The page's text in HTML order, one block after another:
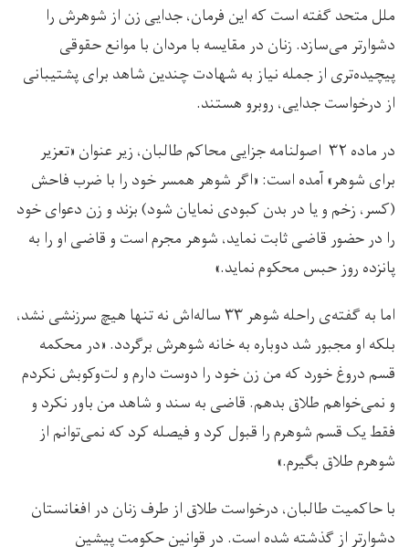
ملل متحد گفته است که این فرمان، جدایی زن از شوهرش را
دشوارتر می‌سازد. زنان در مقایسه با مردان با موانع حقوقی
پیچیده‌تری از جمله نیاز به شهادت چندین شاهد برای پشتیبانی
از درخواست جدایی، روبرو هستند.
در ماده ۳۲ اصولنامه جزایی محاکم طالبان، زیر عنوان «تعزیر
برای شوهر» آمده است: «اگر شوهر همسر خود را با ضرب فاحش
(کسر، زخم و یا در بدن کبودی نمایان شود) بزند و زن دعوای خود
را در حضور قاضی ثابت نماید، شوهر مجرم است و قاضی او را به
پانزده روز حبس محکوم نماید.»
اما به گفته‌ی راحله شوهر ۳۳ ساله‌اش نه تنها هیچ سرزنشی نشد،
بلکه او مجبور شد دوباره به خانه شوهرش برگردد. «در محکمه
قسم دروغ خورد که من زن خود را دوست دارم و لت‌وکوبش نکردم
و نمی‌خواهم طلاق بدهم. قاضی به سند و شاهد من باور نکرد و
فقط یک قسم شوهرم را قبول کرد و فیصله کرد که نمی‌توانم از
شوهرم طلاق بگیرم.»
با حاکمیت طالبان، درخواست طلاق از طرف زنان در افغانستان
دشوارتر از گذشته شده است. در قوانین حکومت پیشین